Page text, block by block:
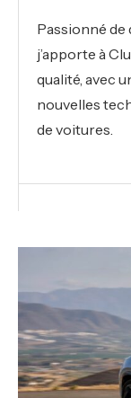
Passionné de
j’apporte à
qualité, avec
nouvelles
de voitures.